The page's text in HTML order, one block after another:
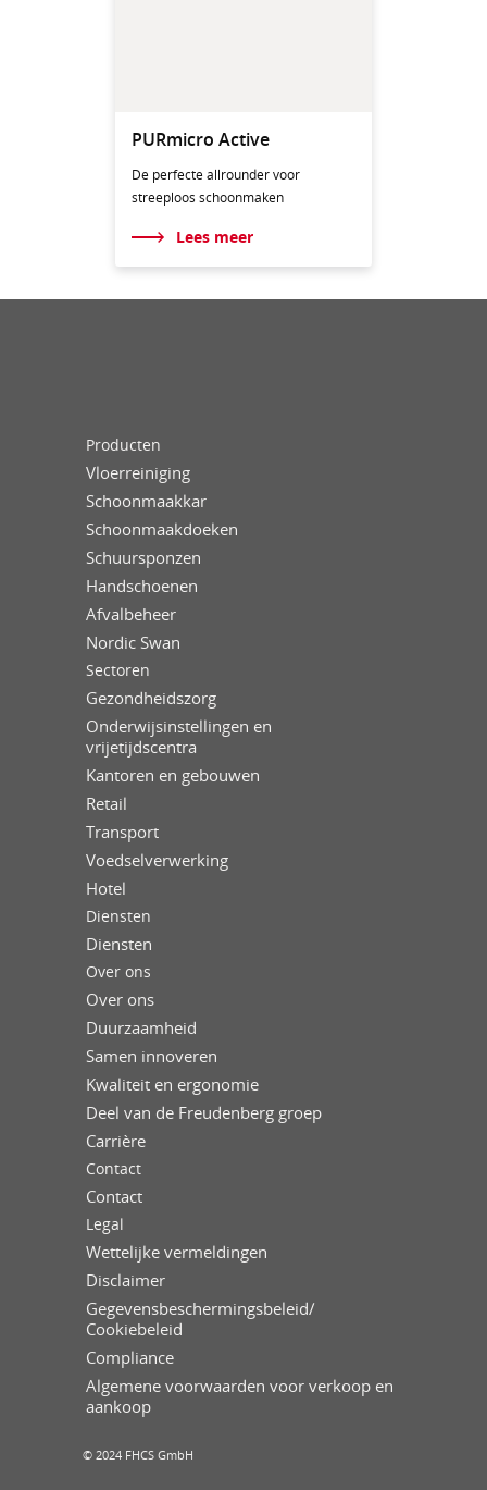
PURmicro Active
De perfecte allrounder voor
streeploos schoonmaken
Lees meer
Producten
Vloerreiniging
Schoonmaakkar
Schoonmaakdoeken
Schuursponzen
Handschoenen
Afvalbeheer
Nordic Swan
Sectoren
Gezondheidszorg
Onderwijsinstellingen en
vrijetijdscentra
Kantoren en gebouwen
Retail
Transport
Voedselverwerking
Hotel
Diensten
Diensten
Over ons
Over ons
Duurzaamheid
Samen innoveren
Kwaliteit en ergonomie
Deel van de Freudenberg groep
Carrière
Contact
Contact
Legal
Wettelijke vermeldingen
Disclaimer
Gegevensbeschermingsbeleid/
Cookiebeleid
Compliance
Algemene voorwaarden voor verkoop en
aankoop
© 2024 FHCS GmbH